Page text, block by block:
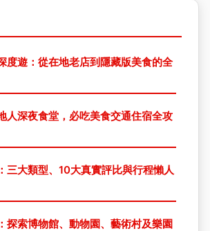
度遊：從在地老店到隱藏版美食的全
人深夜食堂，必吃美食交通住宿全攻
三大類型、10大真實評比與行程懶人
探索博物館、動物園、藝術村及樂園